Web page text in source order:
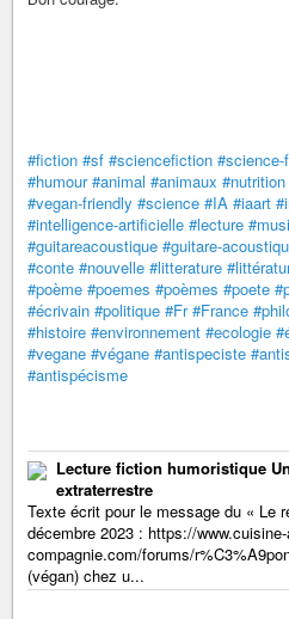
#fiction #sf #sciencefiction
#humour #animal #animaux #nutrition
#vegan-friendly #science #IA #iaart
#intelligence-artificielle #lecture
#guitareacoustique #guitare-
#conte #nouvelle #litterature
#poème #poemes #poèmes #poete
#écrivain #politique #Fr #France
#histoire #environnement #ecologie
#vegane #végane #antispeciste
#antispécisme
Lecture fiction humoristique
extraterrestre
Texte écrit pour le message du « Le
décembre 2023 : https://
compagnie.com/forums/
(végan) chez u...